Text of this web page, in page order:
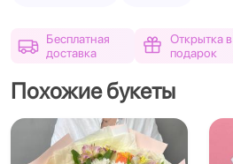
Бесплатная
доставка
Открытка в
подарок
Похожие букеты